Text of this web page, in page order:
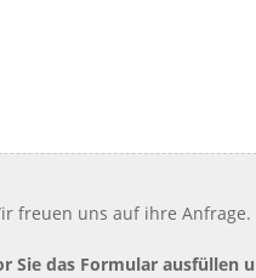
freuen uns auf ihre Anfrage.
Sie das Formular ausfüllen